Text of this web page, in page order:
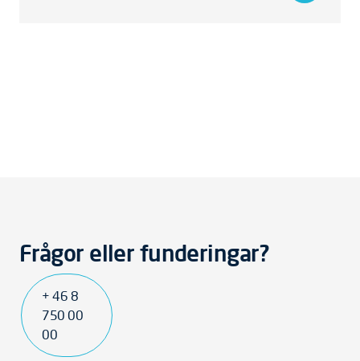
Frågor eller funderingar?
+ 46 8
750 00
00